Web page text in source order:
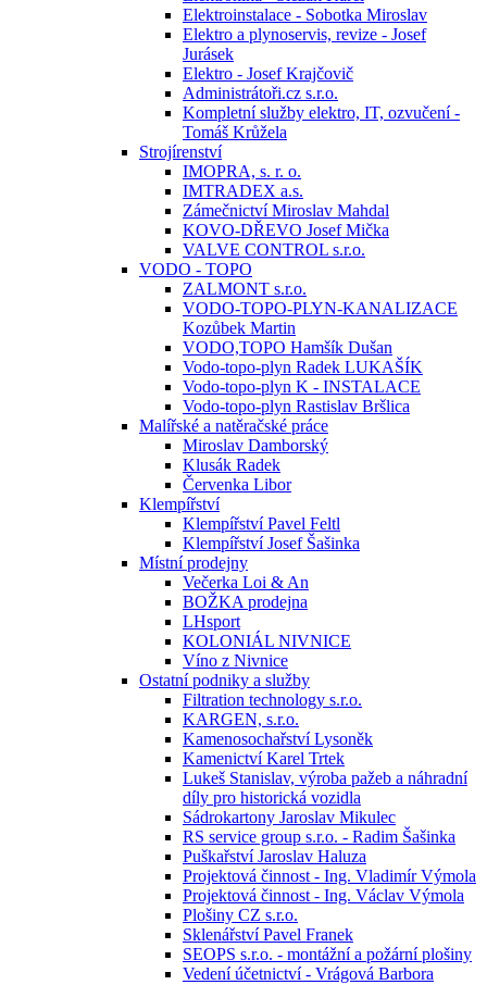
Elektroinstalace - Sobotka Miroslav
Elektro a plynoservis, revize - Josef
Jurásek
Elektro - Josef Krajčovič
Administrátoři.cz s.r.o.
Kompletní služby elektro, IT, ozvučení -
Tomáš Krůžela
Strojírenství
IMOPRA, s. r. o.
IMTRADEX a.s.
Zámečnictví Miroslav Mahdal
KOVO-DŘEVO Josef Mička
VALVE CONTROL s.r.o.
VODO - TOPO
ZALMONT s.r.o.
VODO-TOPO-PLYN-KANALIZACE
Kozůbek Martin
VODO,TOPO Hamšík Dušan
Vodo-topo-plyn Radek LUKAŠÍK
Vodo-topo-plyn K - INSTALACE
Vodo-topo-plyn Rastislav Bršlica
Malířské a natěračské práce
Miroslav Damborský
Klusák Radek
Červenka Libor
Klempířství
Klempířství Pavel Feltl
Klempířství Josef Šašinka
Místní prodejny
Večerka Loi & An
BOŽKA prodejna
LHsport
KOLONIÁL NIVNICE
Víno z Nivnice
Ostatní podniky a služby
Filtration technology s.r.o.
KARGEN, s.r.o.
Kamenosochařství Lysoněk
Kamenictví Karel Trtek
Lukeš Stanislav, výroba pažeb a náhradní
díly pro historická vozidla
Sádrokartony Jaroslav Mikulec
RS service group s.r.o. - Radim Šašinka
Puškařství Jaroslav Haluza
Projektová činnost - Ing. Vladimír Výmola
Projektová činnost - Ing. Václav Výmola
Plošiny CZ s.r.o.
Sklenářství Pavel Franek
SEOPS s.r.o. - montážní a požární plošiny
Vedení účetnictví - Vrágová Barbora